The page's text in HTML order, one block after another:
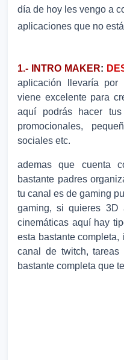
día de hoy les vengo a
aplicaciones que no
1.- INTRO MAKER:
aplicación llevaría por
viene excelente para
aquí podrás hacer
promocionales,
sociales etc.
ademas que cuenta
bastante padres
tu canal es de gaming
gaming, si quieres
cinemáticas aquí hay
esta bastante completa,
canal de twitch,
bastante completa que